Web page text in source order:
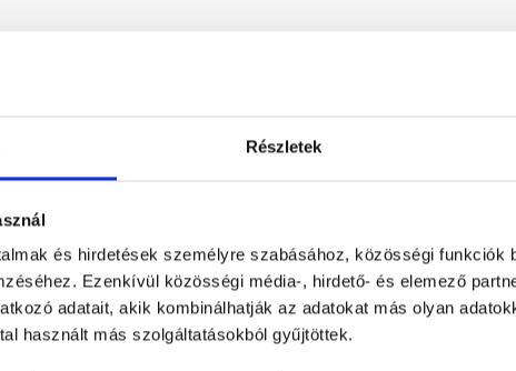
Részletek
és hirdetések személyre szabásához, közösségi funkciók
Ezenkívül közösségi média-, hirdető- és elemező
adatait, akik kombinálhatják az adatokat más olyan
használt más szolgáltatásokból gyűjtöttek.
-42%